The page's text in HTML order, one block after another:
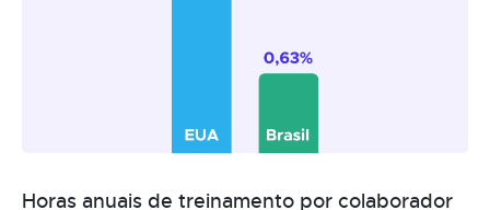
Horas anuais de treinamento por colaborador